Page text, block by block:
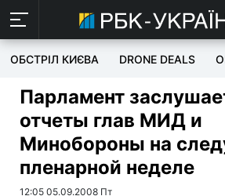
ОБСТРІЛ КИЄВА DRONE DEALS
Парламент
отчеты глав МИД и
Минобороны на
пленарной неделе
12:05 05.09.2008 Пт